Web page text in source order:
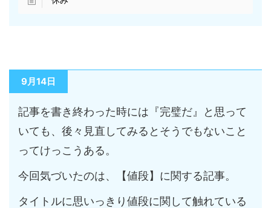
9月14日
記事を書き終わった時には『完璧だ』と思って
いても、後々見直してみるとそうでもないこと
ってけっこうある。
今回気づいたのは、【値段】に関する記事。
タイトルに思いっきり値段に関して触れている